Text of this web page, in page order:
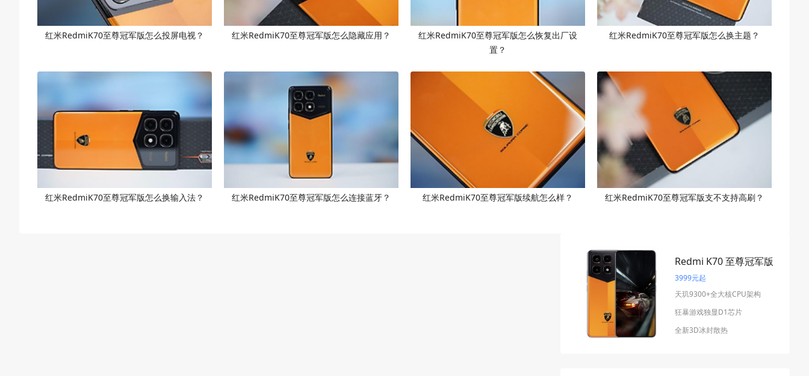
红米RedmiK70至尊冠军版怎么投屏电视？ 红米RedmiK70至尊冠军版怎么隐藏应用？
红米RedmiK70至尊冠军版怎么恢复出厂设
置？
红米RedmiK70至尊冠军版怎么换主题？
红米RedmiK70至尊冠军版怎么换输入法？ 红米RedmiK70至尊冠军版怎么连接蓝牙？ 红米RedmiK70至尊冠军版续航怎么样？ 红米RedmiK70至尊冠军版支不支持高刷？
Redmi K70 至尊冠军版
3999元起
天玑9300+全大核CPU架构
狂暴游戏独显D1芯片
全新3D冰封散热